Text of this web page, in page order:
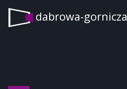
dabrowa-gornicza